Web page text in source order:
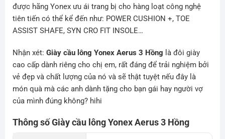
được hãng Yonex ưu ái trang bị cho hàng loạt công nghệ
tiên tiến có thể kể đến như: POWER CUSHION +, TOE
ASSIST SHAFE, SYN CRO FIT INSOLE…
Nhận xét: Giày cầu lông Yonex Aerus 3 Hồng là đôi giày
cao cấp dành riêng cho chị em, rất đáng để trải nghiệm bởi
vẻ đẹp và chất lượng của nó và sẽ thật tuyệt nếu đây là
món quà mà các anh dành tặng cho bạn gái hay người vợ
của mình đúng không? hihi
Thông số Giày cầu lông Yonex Aerus 3 Hồng